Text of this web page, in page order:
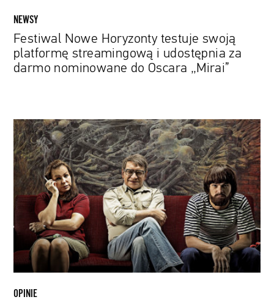
nominowane
Oscara
„Mirai”
NEWSY
Festiwal Nowe Horyzonty testuje swoją
platformę streamingową i udostępnia za
darmo nominowane do Oscara „Mirai”
Najlepsze
polskie
debiuty
filmowe
ostatnich
lat
OPINIE